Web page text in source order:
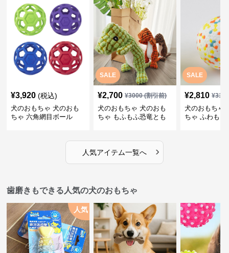
¥3,920 (税込)
犬のおもちゃ 犬のおも
ちゃ 六角網目ボール
SALE
¥2,700 ¥3000(割引前)
犬のおもちゃ 犬のおも
ちゃ もふもふ恐竜とも
SALE
¥2,810 ¥
犬のおもちゃ
ちゃ ふわもこ
人気アイテム一覧へ ›
歯磨きもできる人気の犬のおもちゃ
人気